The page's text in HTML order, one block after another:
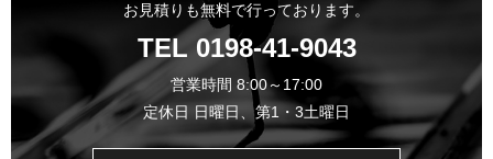
お見積りも無料で行っております。
TEL 0198-41-9043
営業時間 8:00～17:00
定休日 日曜日、第1・3土曜日